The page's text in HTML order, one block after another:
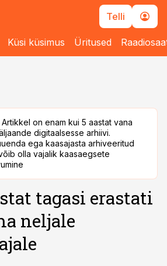
Telli
Küsi küsimus Üritused
Artikkel on enam kui 5 aastat vana
digitaalsesse arhiivi.
ega kaasajasta arhiveeritud
olla vajalik kaasaegsete
tagasi erastati
neljale